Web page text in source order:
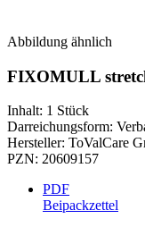
Abbildung ähnlich
FIXOMULL
Inhalt: 1 Stück
Darreichungsform:
Hersteller: ToValCare
PZN: 20609157
PDF
Beipackzettel